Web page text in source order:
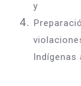
y
Indígenas